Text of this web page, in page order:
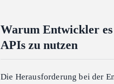
Warum Entwickler
APIs zu nutzen
Die Herausforderung bei der